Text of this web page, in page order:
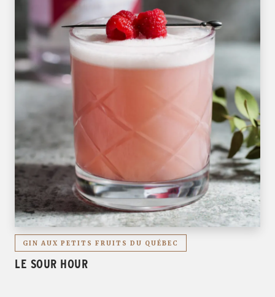
GIN AUX PETITS FRUITS DU QUÉBEC
LE SOUR HOUR